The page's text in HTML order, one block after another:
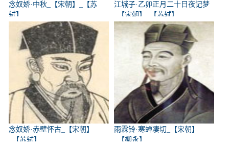
念奴娇·中秋_【宋朝】_【苏
轼】
江城子·乙卯正月二十日夜记梦
_【宋朝】_【苏轼】
念奴娇·赤壁怀古_【宋朝】
_【苏轼】
雨霖铃·寒蝉凄切_【宋朝】
_【柳永】